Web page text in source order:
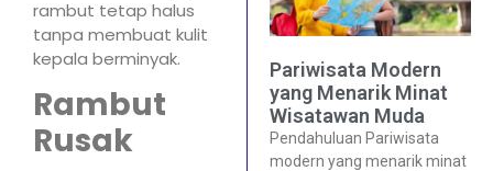
rambut tetap halus
tanpa membuat kulit
kepala berminyak.
Rambut
Rusak
Pariwisata Modern
yang Menarik Minat
Wisatawan Muda
Pendahuluan Pariwisata
modern yang menarik minat